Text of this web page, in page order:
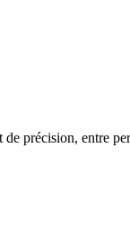
précision, entre